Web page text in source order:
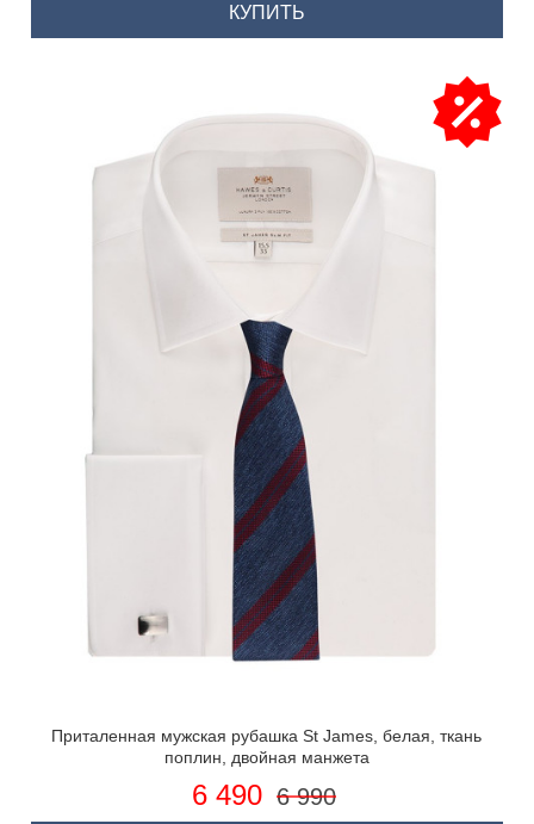
КУПИТЬ
Приталенная мужская рубашка St James, белая, ткань
поплин, двойная манжета
6 490 6 990